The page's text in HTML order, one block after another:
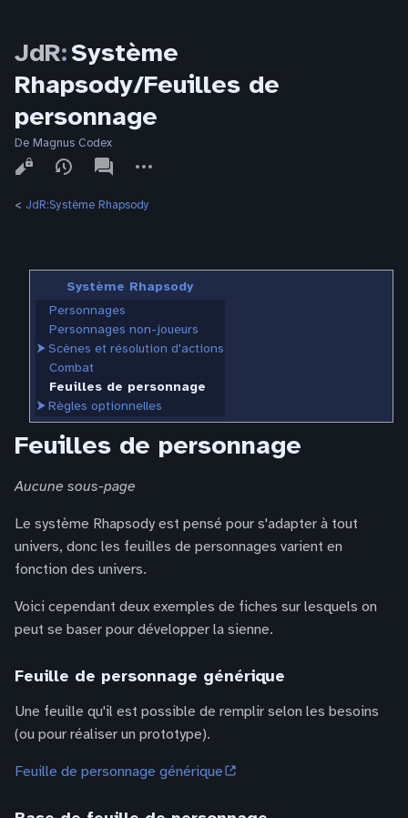
JdR:Système
Rhapsody/Feuilles de
personnage
De Magnus Codex
Affichages
associated-
pages
actions
< JdR:Système Rhapsody
Système Rhapsody
Personnages
Personnages non-joueurs
⮞Scènes et résolution d'actions
Combat
Feuilles de personnage
⮞Règles optionnelles
Feuilles de personnage
Aucune sous-page
Le système Rhapsody est pensé pour s'adapter à tout
univers, donc les feuilles de personnages varient en
fonction des univers.
Voici cependant deux exemples de fiches sur lesquels on
peut se baser pour développer la sienne.
Feuille de personnage générique
Une feuille qu'il est possible de remplir selon les besoins
(ou pour réaliser un prototype).
Feuille de personnage générique